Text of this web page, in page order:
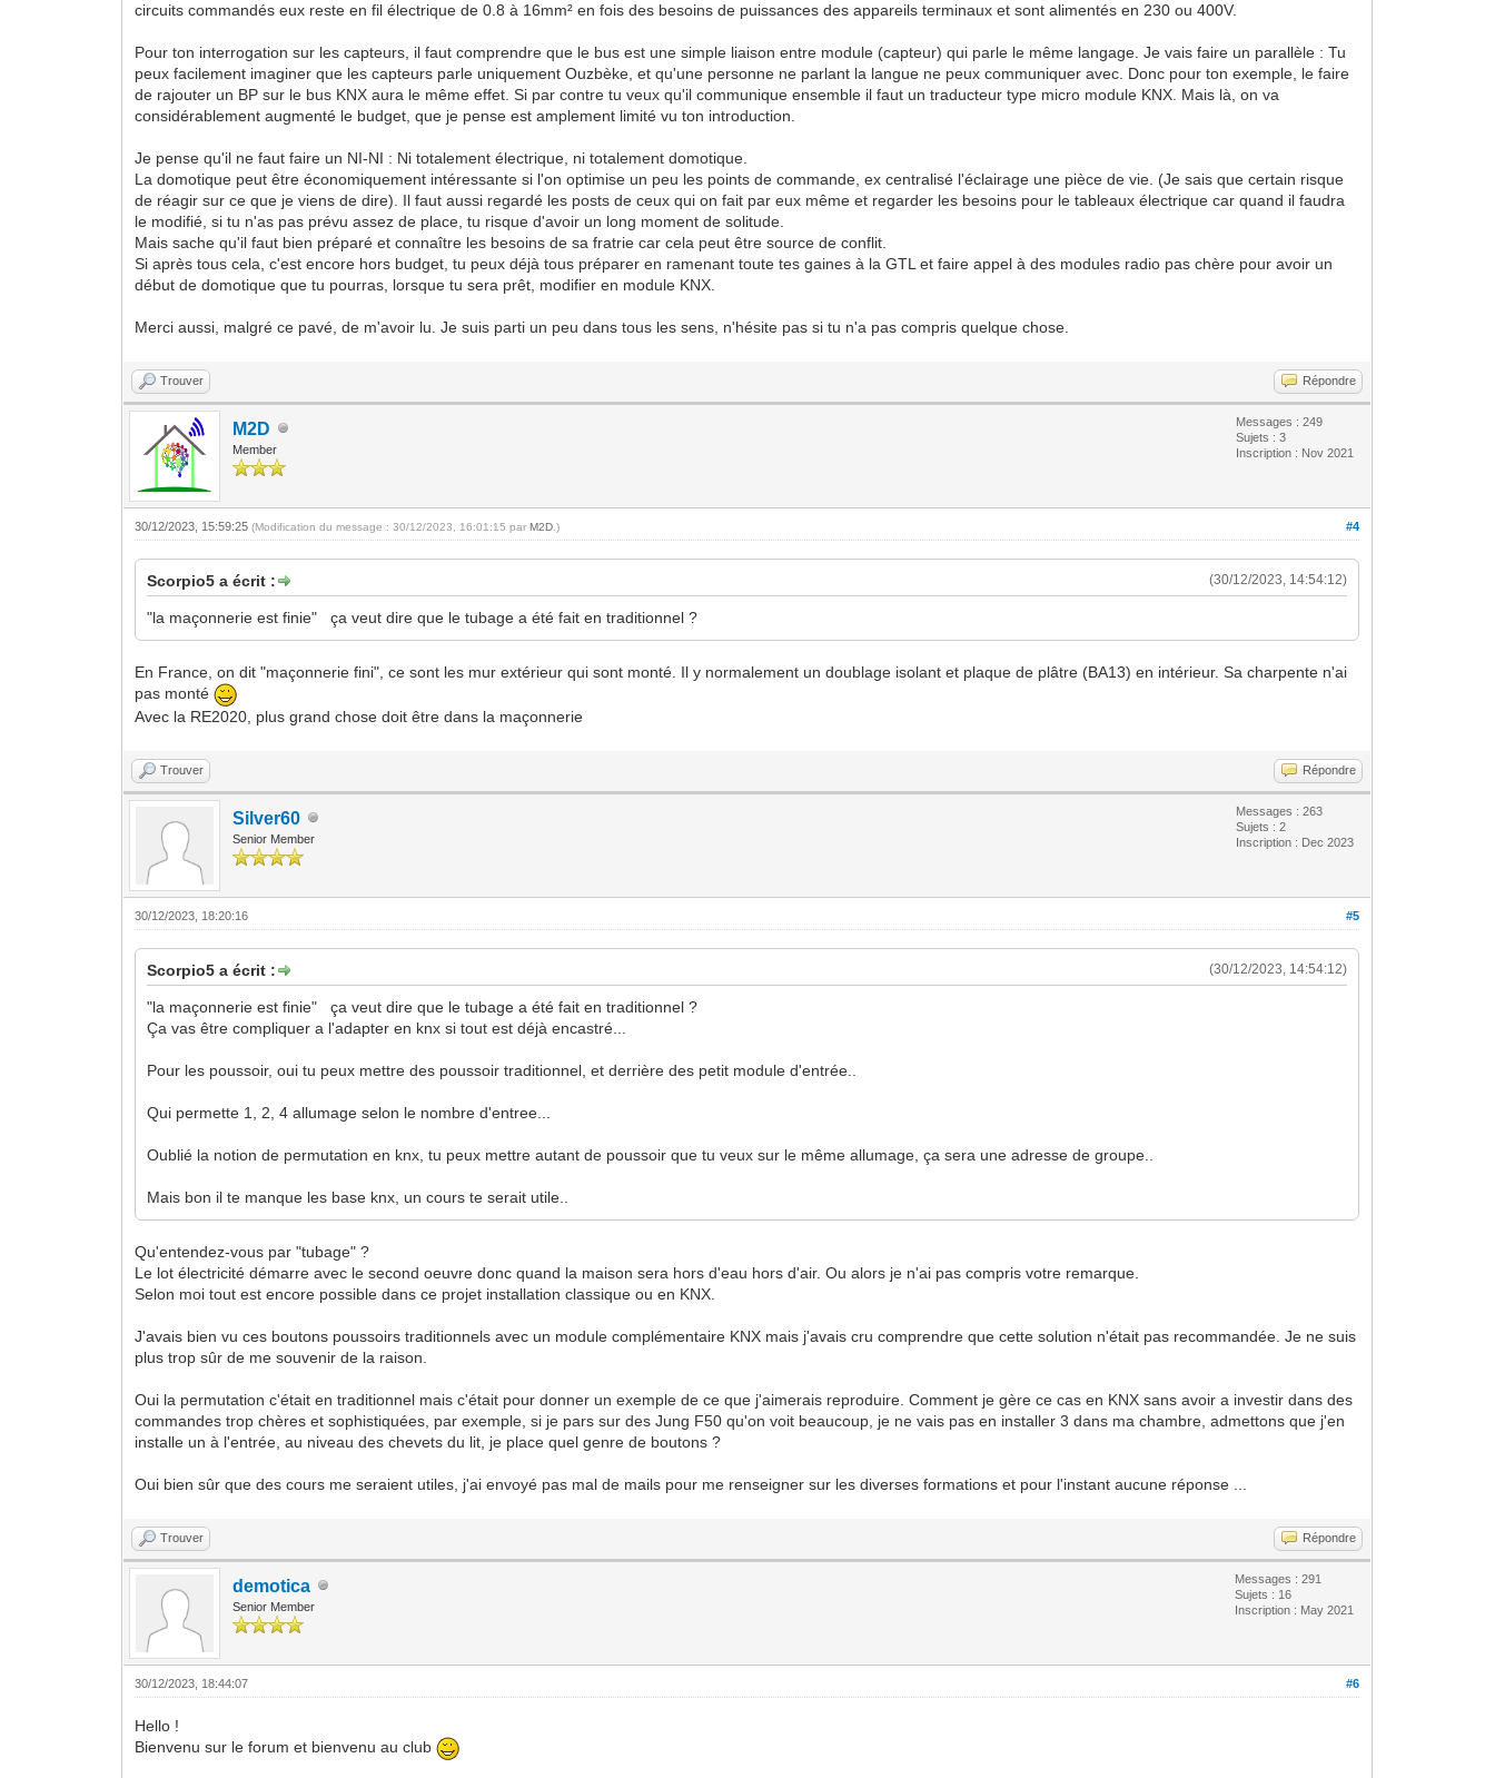
circuits commandés eux reste en fil électrique de 0.8 à 16mm² en fois des besoins de puissances des appareils terminaux et sont alimentés en 230 ou 400V.
Pour ton interrogation sur les capteurs, il faut comprendre que le bus est une simple liaison entre module (capteur) qui parle le même langage. Je vais faire un parallèle : Tu
peux facilement imaginer que les capteurs parle uniquement Ouzbèke, et qu'une personne ne parlant la langue ne peux communiquer avec. Donc pour ton exemple, le faire
de rajouter un BP sur le bus KNX aura le même effet. Si par contre tu veux qu'il communique ensemble il faut un traducteur type micro module KNX. Mais là, on va
considérablement augmenté le budget, que je pense est amplement limité vu ton introduction.
Je pense qu'il ne faut faire un NI-NI : Ni totalement électrique, ni totalement domotique.
La domotique peut être économiquement intéressante si l'on optimise un peu les points de commande, ex centralisé l'éclairage une pièce de vie. (Je sais que certain risque
de réagir sur ce que je viens de dire). Il faut aussi regardé les posts de ceux qui on fait par eux même et regarder les besoins pour le tableaux électrique car quand il faudra
le modifié, si tu n'as pas prévu assez de place, tu risque d'avoir un long moment de solitude.
Mais sache qu'il faut bien préparé et connaître les besoins de sa fratrie car cela peut être source de conflit.
Si après tous cela, c'est encore hors budget, tu peux déjà tous préparer en ramenant toute tes gaines à la GTL et faire appel à des modules radio pas chère pour avoir un
début de domotique que tu pourras, lorsque tu sera prêt, modifier en module KNX.
Merci aussi, malgré ce pavé, de m'avoir lu. Je suis parti un peu dans tous les sens, n'hésite pas si tu n'a pas compris quelque chose.
Trouver Répondre
M2D
Member
Messages : 249
Sujets : 3
Inscription : Nov 2021
#4
30/12/2023, 15:59:25(Modification du message : 30/12/2023, 16:01:15 parM2D .)
(30/12/2023, 14:54:12)
Scorpio5 a écrit :
"la maçonnerie est finie" ça veut dire que le tubage a été fait en traditionnel ?
En France, on dit "maçonnerie fini", ce sont les mur extérieur qui sont monté. Il y normalement un doublage isolant et plaque de plâtre (BA13) en intérieur. Sa charpente n'ai
pas monté
Avec la RE2020, plus grand chose doit être dans la maçonnerie
Trouver Répondre
Silver60
Senior Member
Messages : 263
Sujets : 2
Inscription : Dec 2023
#5
30/12/2023, 18:20:16
(30/12/2023, 14:54:12)
Scorpio5 a écrit :
"la maçonnerie est finie" ça veut dire que le tubage a été fait en traditionnel ?
Ça vas être compliquer a l'adapter en knx si tout est déjà encastré...
Pour les poussoir, oui tu peux mettre des poussoir traditionnel, et derrière des petit module d'entrée..
Qui permette 1, 2, 4 allumage selon le nombre d'entree...
Oublié la notion de permutation en knx, tu peux mettre autant de poussoir que tu veux sur le même allumage, ça sera une adresse de groupe..
Mais bon il te manque les base knx, un cours te serait utile..
Qu'entendez-vous par "tubage" ?
Le lot électricité démarre avec le second oeuvre donc quand la maison sera hors d'eau hors d'air. Ou alors je n'ai pas compris votre remarque.
Selon moi tout est encore possible dans ce projet installation classique ou en KNX.
J'avais bien vu ces boutons poussoirs traditionnels avec un module complémentaire KNX mais j'avais cru comprendre que cette solution n'était pas recommandée. Je ne suis
plus trop sûr de me souvenir de la raison.
Oui la permutation c'était en traditionnel mais c'était pour donner un exemple de ce que j'aimerais reproduire. Comment je gère ce cas en KNX sans avoir a investir dans des
commandes trop chères et sophistiquées, par exemple, si je pars sur des Jung F50 qu'on voit beaucoup, je ne vais pas en installer 3 dans ma chambre, admettons que j'en
installe un à l'entrée, au niveau des chevets du lit, je place quel genre de boutons ?
Oui bien sûr que des cours me seraient utiles, j'ai envoyé pas mal de mails pour me renseigner sur les diverses formations et pour l'instant aucune réponse ...
Trouver Répondre
demotica
Senior Member
Messages : 291
Sujets : 16
Inscription : May 2021
#6
30/12/2023, 18:44:07
Hello !
Bienvenu sur le forum et bienvenu au club